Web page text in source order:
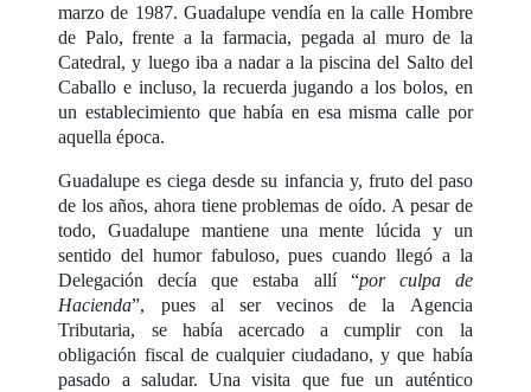
marzo de 1987. Guadalupe vendía en la calle Hombre
de Palo, frente a la farmacia, pegada al muro de la
Catedral, y luego iba a nadar a la piscina del Salto del
Caballo e incluso, la recuerda jugando a los bolos, en
un establecimiento que había en esa misma calle por
aquella época.
Guadalupe es ciega desde su infancia y, fruto del paso
de los años, ahora tiene problemas de oído. A pesar de
todo, Guadalupe mantiene una mente lúcida y un
sentido del humor fabuloso, pues cuando llegó a la
Delegación decía que estaba allí “por culpa de
Hacienda”, pues al ser vecinos de la Agencia
Tributaria, se había acercado a cumplir con la
obligación fiscal de cualquier ciudadano, y que había
pasado a saludar. Una visita que fue un auténtico